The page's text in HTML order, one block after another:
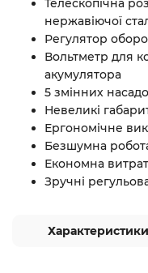
Телескопічна
нержавіючої
Регулятор
Вольтметр для
акумулятора
5 змінних
Невеликі
Ергономічне
Безшумна
Економна
Зручні
Характеристики